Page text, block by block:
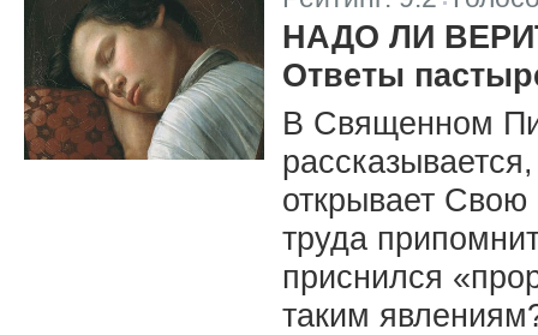
НАДО ЛИ
Ответы
В Священном
открывает
труда
приснился
таким